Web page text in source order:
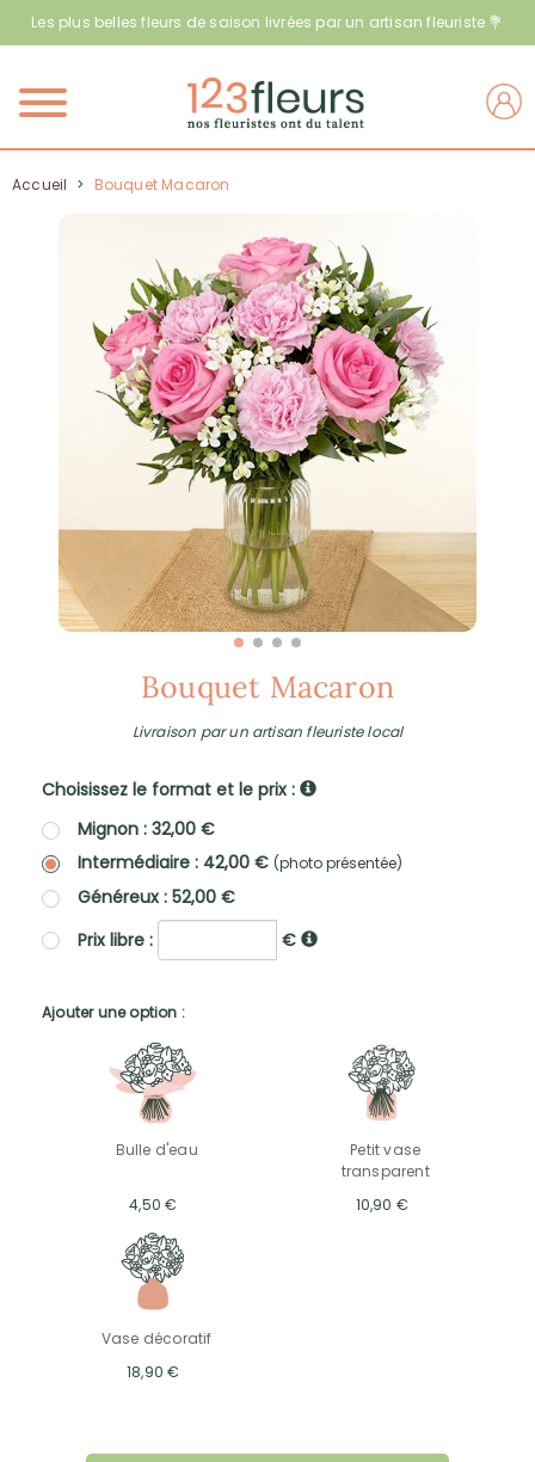
Les plus belles fleurs de saison livrées par un artisan fleuriste 💐
Menu
Accueil > Bouquet Macaron
Bouquet Macaron
Livraison par un artisan fleuriste local
Choisissez le format et le prix :
Mignon : 32,00 €
Intermédiaire : 42,00 € (photo présentée)
Généreux : 52,00 €
Prix libre :
€
Ajouter une option :
Bulle d'eau
4,50 €
Petit vase
transparent
10,90 €
Vase décoratif
18,90 €